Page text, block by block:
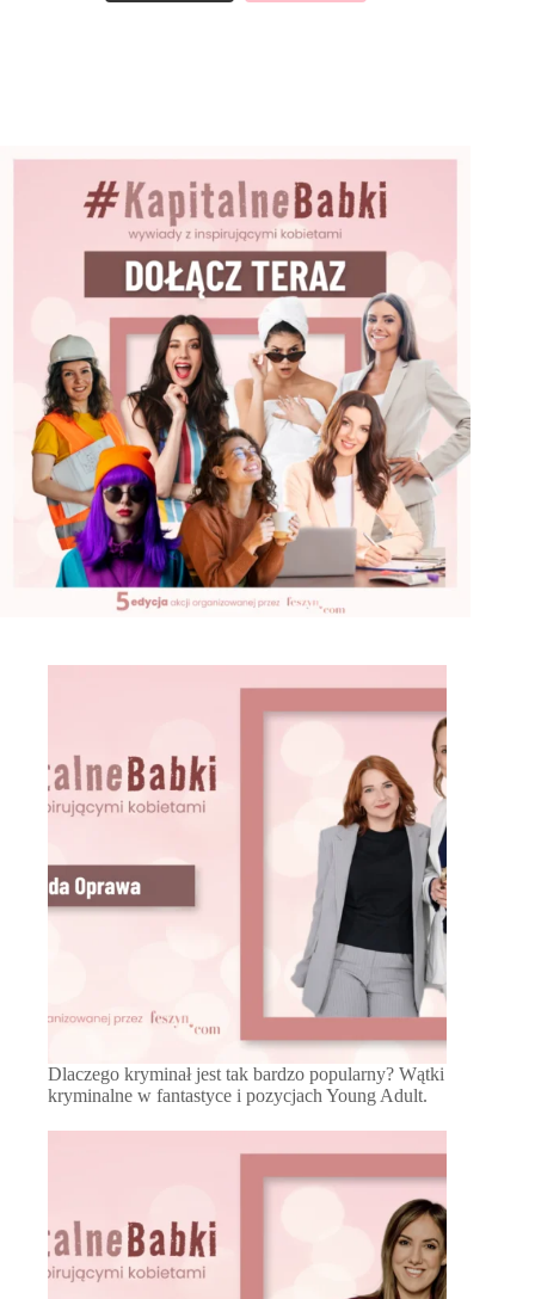
Dlaczego kryminał jest tak bardzo popularny? Wątki
kryminalne w fantastyce i pozycjach Young Adult.